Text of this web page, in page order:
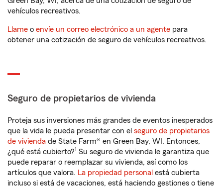
vehículos recreativos.
Llame o envíe un correo electrónico a un agente para
obtener una cotización de seguro de vehículos recreativos.
Seguro de propietarios de vivienda
Proteja sus inversiones más grandes de eventos inesperados
que la vida le pueda presentar con el seguro de propietarios
de vivienda de State Farm® en Green Bay, WI. Entonces,
¿qué está cubierto?1 Su seguro de vivienda le garantiza que
puede reparar o reemplazar su vivienda, así como los
artículos que valora. La propiedad personal está cubierta
incluso si está de vacaciones, está haciendo gestiones o tiene